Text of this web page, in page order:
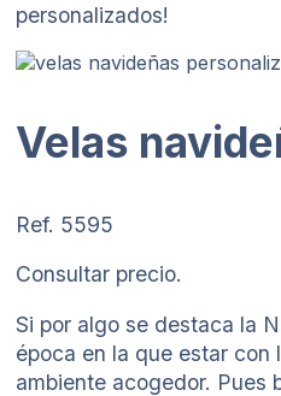
personalizados!
Velas
Ref. 5595
Consultar precio.
Si por algo se destaca la
época en la que estar con
ambiente acogedor. Pues